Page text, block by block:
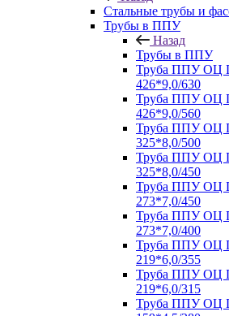
Стальные трубы и
Трубы в ППУ
Назад
Трубы в ППУ
Труба ППУ ОЦ
426*9,0/630
Труба ППУ ОЦ
426*9,0/560
Труба ППУ ОЦ
325*8,0/500
Труба ППУ ОЦ
325*8,0/450
Труба ППУ ОЦ
273*7,0/450
Труба ППУ ОЦ
273*7,0/400
Труба ППУ ОЦ
219*6,0/355
Труба ППУ ОЦ
219*6,0/315
Труба ППУ ОЦ